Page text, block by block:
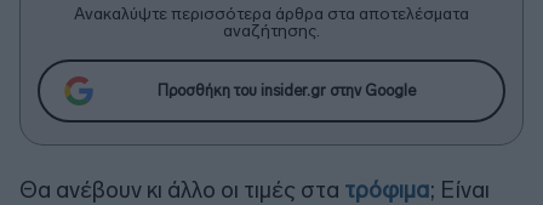
Ανακαλύψτε περισσότερα άρθρα στα αποτελέσματα
αναζήτησης.
Προσθήκη του insider.gr στην Google
Θα ανέβουν κι άλλο οι τιμές στα τρόφιμα; Είναι